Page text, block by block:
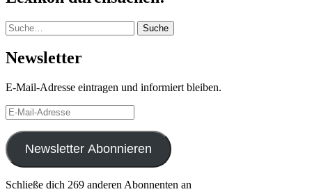
Suche Suche
Newsletter
E-Mail-Adresse eintragen und informiert bleiben.
E-
Mail-
Adresse
Newsletter Abonnieren
Schließe dich 269 anderen Abonnenten an